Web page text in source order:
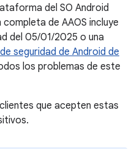
del SO Android
de AAOS incluye
del 05/01/2025 o una
seguridad de Android de
los problemas de este
que acepten estas